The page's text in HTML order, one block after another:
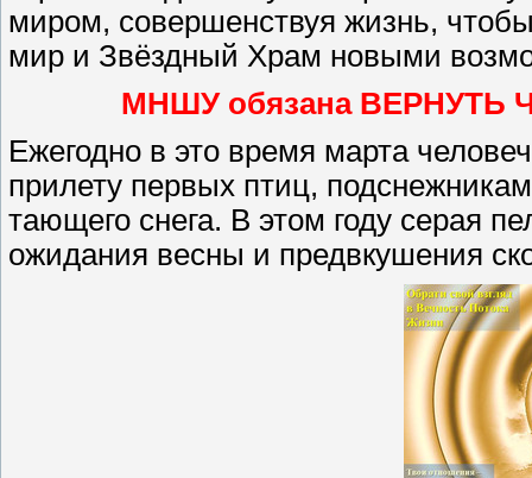
миром, совершенствуя жизнь,
мир и Звёздный Храм новыми
МНШУ обязана ВЕРНУТЬ
Ежегодно в это время марта
прилету первых птиц,
тающего снега. В этом году серая
ожидания весны и предвкушения